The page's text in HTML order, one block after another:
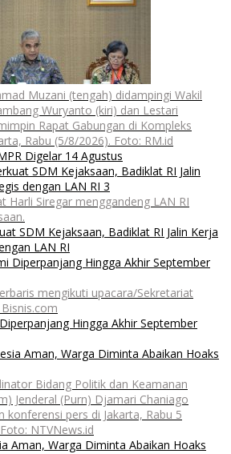
Muzani (tengah) didampingi Wakil
Wuryanto (kiri) dan Lestari
Rapat Gabungan di Kompleks
Rabu (5/8/2026). Foto: RM.id
Digelar 14 Agustus
Harli Siregar menggandeng LAN RI
SDM Kejaksaan, Badiklat RI Jalin Kerja
LAN RI
mengikuti upacara/Sekretariat
Hingga Akhir September
Bidang Politik dan Keamanan
Jenderal (Purn) Djamari Chaniago
konferensi pers di Jakarta, Rabu 5
NTVNews.id
Aman, Warga Diminta Abaikan Hoaks